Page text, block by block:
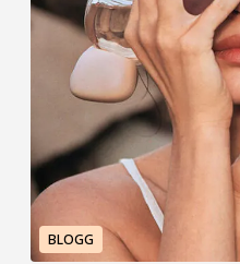
BLOGG